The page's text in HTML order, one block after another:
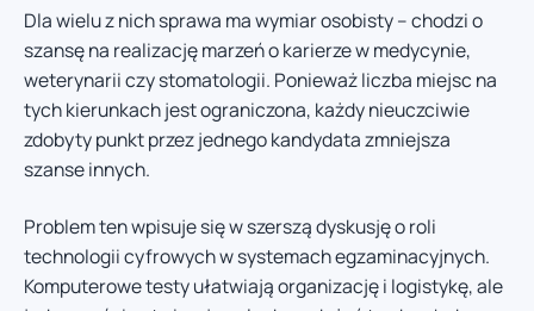
Dla wielu z nich sprawa ma wymiar osobisty – chodzi o
szansę na realizację marzeń o karierze w medycynie,
weterynarii czy stomatologii. Ponieważ liczba miejsc na
tych kierunkach jest ograniczona, każdy nieuczciwie
zdobyty punkt przez jednego kandydata zmniejsza
szanse innych.
Problem ten wpisuje się w szerszą dyskusję o roli
technologii cyfrowych w systemach egzaminacyjnych.
Komputerowe testy ułatwiają organizację i logistykę, ale